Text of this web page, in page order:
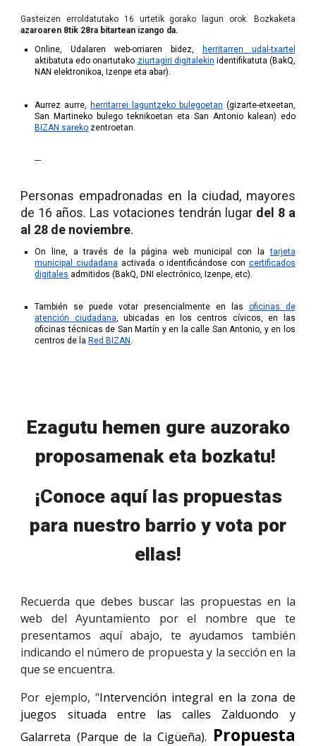
Gasteizen erroldatutako 16 urtetik gorako lagun orok. Bozkaketa
azaroaren 8tik 28ra bitartean izango da.
Online, Udalaren web-orriaren bidez,
herritarren udal-txartel
aktibatuta edo onartutako ziurtagiri digitalekin identifikatuta (BakQ,
NAN elektronikoa, Izenpe eta abar).
Aurrez aurre, herritarrei laguntzeko bulegoetan (gizarte-etxeetan,
San Martineko bulego teknikoetan eta San Antonio kalean) edo
BIZAN sareko zentroetan.
---
Personas empadronadas en la ciudad, mayores
de 16 años. Las votaciones tendrán lugar del 8 a
al 28 de noviembre.
On line, a través de la página web municipal con latarjeta
municipal ciudadana activada o identificándose con certificados
digitales admitidos (BakQ, DNI electrónico, Izenpe, etc).
También se puede votar presencialmente en las oficinas de
atención ciudadana, ubicadas en los centros cívicos, en las
oficinas técnicas de San Martín y en la calle San Antonio, y en los
centros de la Red BIZAN .
Ezagutu hemen gure auzorako
proposamenak eta bozkatu!
¡Conoce aquí las propuestas
para nuestro barrio y vota por
ellas!
Recuerda que debes buscar las propuestas en la
web del Ayuntamiento por el nombre que te
presentamos aquí abajo, te ayudamos también
indicando el número de propuesta y la sección en la
que se encuentra.
Por ejemplo, "Intervención integral en la zona de
juegos situada entre las calles Zalduondo y
Galarreta (Parque de la Cigüeña). Propuesta